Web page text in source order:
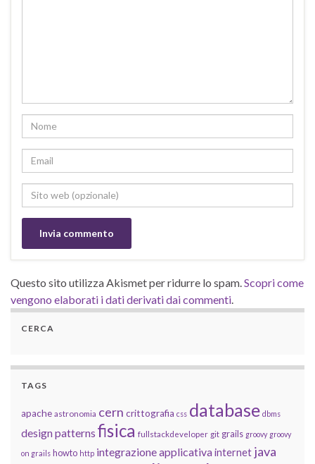
Questo sito utilizza Akismet per ridurre lo spam.Scopri come
vengono elaborati i dati derivati dai commenti.
CERCA
TAGS
apache astronomia cern crittografia css database dbms
design patterns fisica fullstackdeveloper git grails groovy groovy
on grails howto http integrazione applicativainternet java